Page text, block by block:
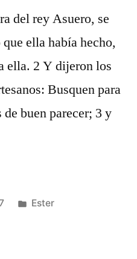
del rey Asuero, se
ella había hecho,
ella. 2 Y dijeron los
Busquen para
buen parecer; 3 y
Posted
Ester